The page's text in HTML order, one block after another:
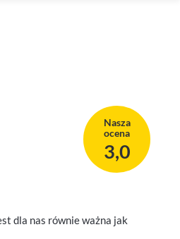
Nasza
ocena
3,0
dla nas równie ważna jak